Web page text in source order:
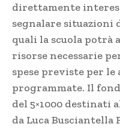
direttamente
segnalare situazioni
quali la scuola potrà
risorse necessarie
spese previste per
programmate. Il
del 5×1000 destinati
da Luca Busciantella